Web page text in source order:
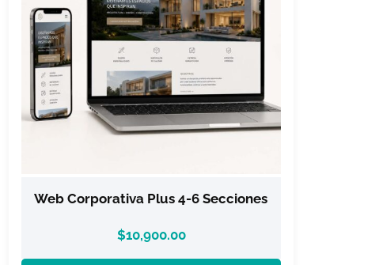
Web Corporativa Plus 4-6 Secciones
$10,900.00